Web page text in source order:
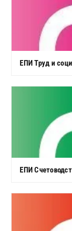
ЕПИ Труд и
ЕПИ